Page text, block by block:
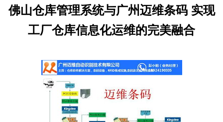
佛山仓库管理系统与广州迈维条码 实现
工厂仓库信息化运维的完美融合